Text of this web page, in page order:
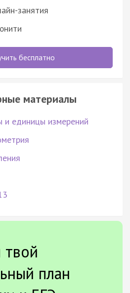
занятия
бесплатно
материалы
и единицы измерений
твой
план